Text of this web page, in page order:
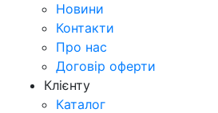
Новини
Контакти
Про нас
Договір оферти
Клієнту
Каталог